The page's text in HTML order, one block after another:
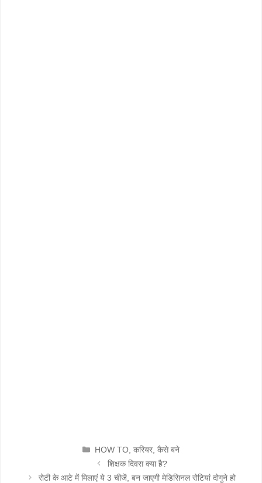
CATEGORIES
HOW TO ,करियर ,कैसे बने
शिक्षक दिवस क्या है?
रोटी के आटे में मिलाएं ये 3 चीजें, बन जाएगी मेडिसिनल रोटियां दोगुने हो